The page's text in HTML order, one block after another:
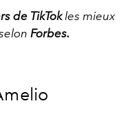
de TikTokles mieux
Forbes.